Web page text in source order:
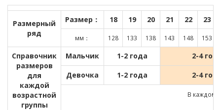
Размерный
ряд
Размер： 18 19 20 21 22 23
мм： 128 133 138 143 148 153
Справочник
размеров
для
каждой
возрастной
группы
Мальчик 1-2 года 2-4
Девочка 1-2 года 2-4
В каждом